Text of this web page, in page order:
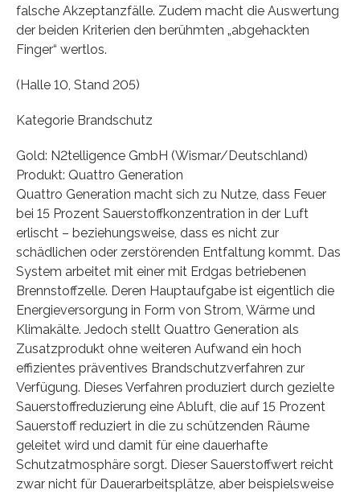
falsche Akzeptanzfälle. Zudem macht die Auswertung
der beiden Kriterien den berühmten „abgehackten
Finger“ wertlos.
(Halle 10, Stand 205)
Kategorie Brandschutz
Gold: N2telligence GmbH (Wismar/Deutschland)
Produkt: Quattro Generation
Quattro Generation macht sich zu Nutze, dass Feuer
bei 15 Prozent Sauerstoffkonzentration in der Luft
erlischt – beziehungsweise, dass es nicht zur
schädlichen oder zerstörenden Entfaltung kommt. Das
System arbeitet mit einer mit Erdgas betriebenen
Brennstoffzelle. Deren Hauptaufgabe ist eigentlich die
Energieversorgung in Form von Strom, Wärme und
Klimakälte. Jedoch stellt Quattro Generation als
Zusatzprodukt ohne weiteren Aufwand ein hoch
effizientes präventives Brandschutzverfahren zur
Verfügung. Dieses Verfahren produziert durch gezielte
Sauerstoffreduzierung eine Abluft, die auf 15 Prozent
Sauerstoff reduziert in die zu schützenden Räume
geleitet wird und damit für eine dauerhafte
Schutzatmosphäre sorgt. Dieser Sauerstoffwert reicht
zwar nicht für Dauerarbeitsplätze, aber beispielsweise